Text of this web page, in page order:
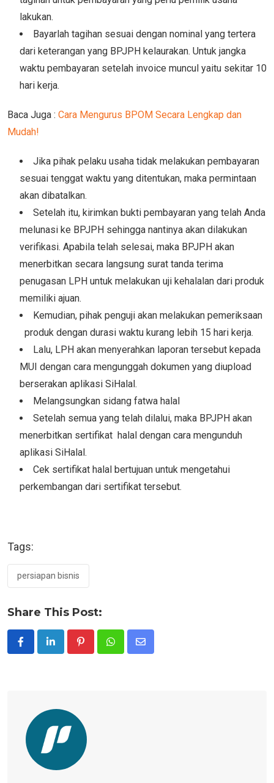
lakukan.
Bayarlah tagihan sesuai dengan nominal yang tertera
dari keterangan yang BPJPH kelaurakan. Untuk jangka
waktu pembayaran setelah invoice muncul yaitu sekitar 10
hari kerja.
Baca Juga : Cara Mengurus BPOM Secara Lengkap dan
Mudah!
Jika pihak pelaku usaha tidak melakukan pembayaran
sesuai tenggat waktu yang ditentukan, maka permintaan
akan dibatalkan.
Setelah itu, kirimkan bukti pembayaran yang telah Anda
melunasi ke BPJPH sehingga nantinya akan dilakukan
verifikasi. Apabila telah selesai, maka BPJPH akan
menerbitkan secara langsung surat tanda terima
penugasan LPH untuk melakukan uji kehalalan dari produk
memiliki ajuan.
Kemudian, pihak penguji akan melakukan pemeriksaan
produk dengan durasi waktu kurang lebih 15 hari kerja.
Lalu, LPH akan menyerahkan laporan tersebut kepada
MUI dengan cara mengunggah dokumen yang diupload
berserakan aplikasi SiHalal.
Melangsungkan sidang fatwa halal
Setelah semua yang telah dilalui, maka BPJPH akan
menerbitkan sertifikat halal dengan cara mengunduh
aplikasi SiHalal.
Cek sertifikat halal bertujuan untuk mengetahui
perkembangan dari sertifikat tersebut.
Tags:
persiapan bisnis
Share This Post:
PinterestWhatsappShare